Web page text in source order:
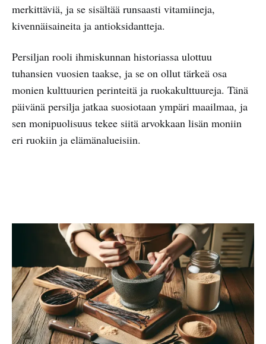
merkittäviä, ja se sisältää runsaasti vitamiineja,
kivennäisaineita ja antioksidantteja.
Persiljan rooli ihmiskunnan historiassa ulottuu
tuhansien vuosien taakse, ja se on ollut tärkeä osa
monien kulttuurien perinteitä ja ruokakulttuureja. Tänä
päivänä persilja jatkaa suosiotaan ympäri maailmaa, ja
sen monipuolisuus tekee siitä arvokkaan lisän moniin
eri ruokiin ja elämänalueisiin.